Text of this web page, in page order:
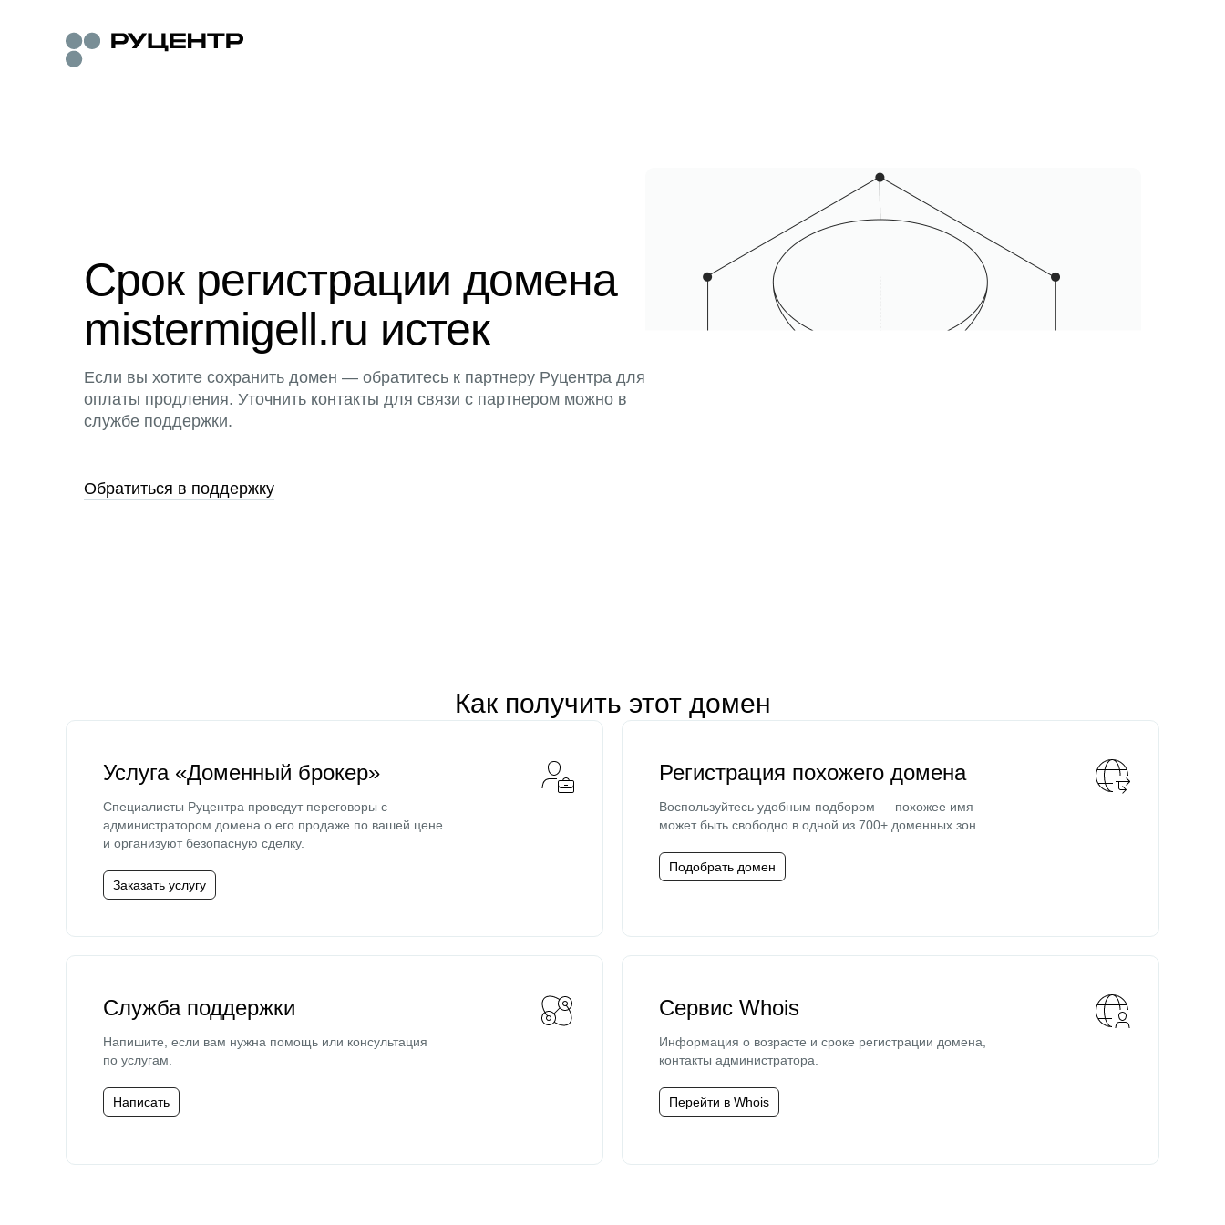
Срок регистрации домена
mistermigell.ru истек
Если вы хотите сохранить домен — обратитесь к партнеру Руцентра для
оплаты продления. Уточнить контакты для связи с партнером можно в
службе поддержки.
Обратиться в поддержку
Как получить этот домен
Услуга «Доменный брокер»
Специалисты Руцентра проведут переговоры с
администратором домена о его продаже по вашей цене
и организуют безопасную сделку.
Заказать услугу
Регистрация похожего домена
Воспользуйтесь удобным подбором — похожее имя
может быть свободно в одной из 700+ доменных зон.
Подобрать домен
Служба поддержки
Напишите, если вам нужна помощь или консультация
по услугам.
Написать
Сервис Whois
Информация о возрасте и сроке регистрации домена,
контакты администратора.
Перейти в Whois